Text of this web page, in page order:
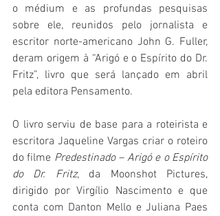
o médium e as profundas pesquisas
sobre ele, reunidos pelo jornalista e
escritor norte-americano John G. Fuller,
deram origem à “Arigó e o Espírito do Dr.
Fritz”, livro que será lançado em abril
pela editora Pensamento.
O livro serviu de base para a roteirista e
escritora Jaqueline Vargas criar o roteiro
do filme Predestinado – Arigó e o Espírito
do Dr. Fritz, da Moonshot Pictures,
dirigido por Virgílio Nascimento e que
conta com Danton Mello e Juliana Paes